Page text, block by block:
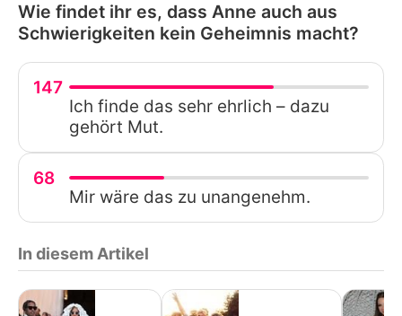
Wie findet ihr es, dass Anne auch aus
Schwierigkeiten kein Geheimnis macht?
147
Ich finde das sehr ehrlich – dazu
gehört Mut.
68
Mir wäre das zu unangenehm.
In diesem Artikel